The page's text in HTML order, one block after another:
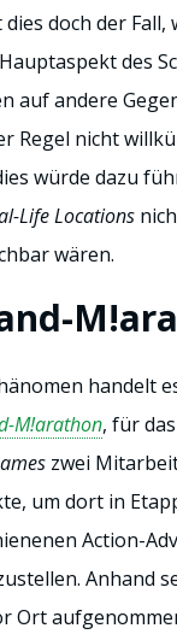
doch der Fall,
des
auf andere
Regel nicht
würde dazu
Life Locations
wären.
handelt
M!arathon, für
zwei
um dort in
Action-
Anhand
Ort